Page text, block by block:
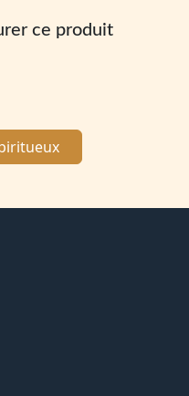
ce produit